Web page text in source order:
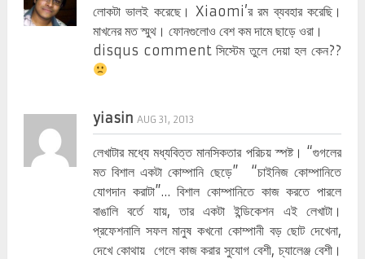
লোকটা ভালই করেছে। Xiaomi’র রম ব্যবহার করেছি।
মাখনের মত স্মুথ। ফোনগুলোও বেশ কম দামে ছাড়ে ওরা।
disqus comment সিস্টেম তুলে দেয়া হল কেন??
yiasin AUG 31, 2013
লেখাটার মধ্যে মধ্যবিত্ত মানসিকতার পরিচয় স্পষ্ট। “গুগলের
মত বিশাল একটা কোম্পানি ছেড়ে” “চাইনিজ কোম্পানিতে
যোগদান করাটা”… বিশাল কোম্পানিতে কাজ করতে পারলে
বাঙালি বর্তে যায়, তার একটা ইন্ডিকেশন এই লেখাটা।
প্রফেশনালি সফল মানুষ কখনো কোম্পানী বড় ছোট দেখেনা,
দেখে কোথায় গেলে কাজ করার সুযোগ বেশী, চ্যালেঞ্জ বেশী।